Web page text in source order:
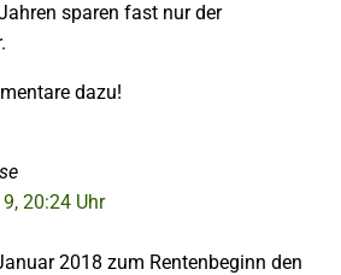
sparen fast nur der
dazu!
20:24 Uhr
2018 zum Rentenbeginn den